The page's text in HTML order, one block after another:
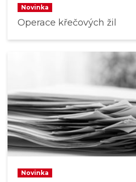
Novinka
Operace křečových žil
Novinka